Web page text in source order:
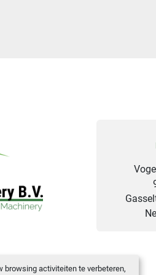
browsing activiteiten te verbeteren,